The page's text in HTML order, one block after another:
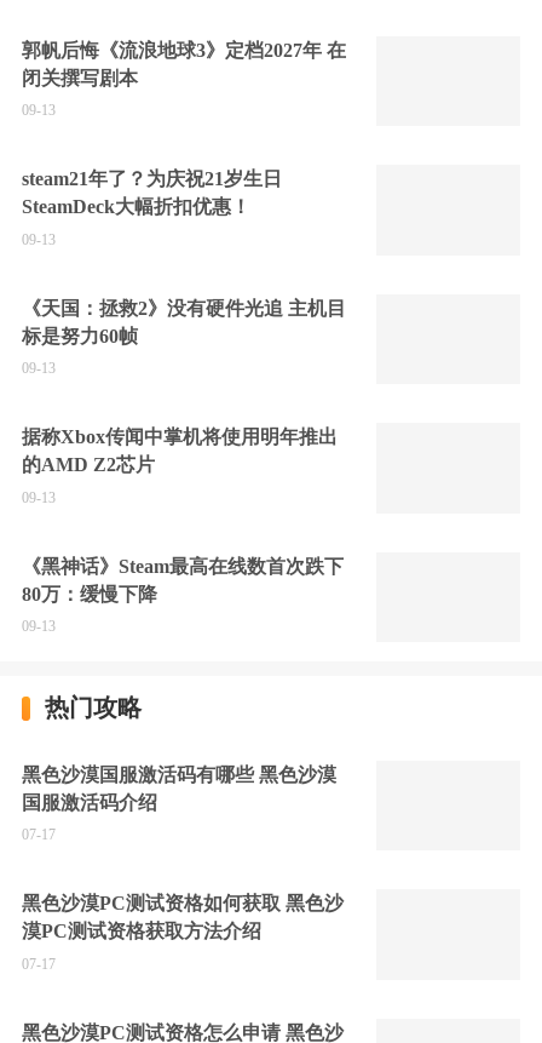
郭帆后悔《流浪地球3》定档2027年 在
闭关撰写剧本
09-13
steam21年了？为庆祝21岁生日
SteamDeck大幅折扣优惠！
09-13
《天国：拯救2》没有硬件光追 主机目
标是努力60帧
09-13
据称Xbox传闻中掌机将使用明年推出
的AMD Z2芯片
09-13
《黑神话》Steam最高在线数首次跌下
80万：缓慢下降
09-13
热门攻略
黑色沙漠国服激活码有哪些 黑色沙漠
国服激活码介绍
07-17
黑色沙漠PC测试资格如何获取 黑色沙
漠PC测试资格获取方法介绍
07-17
黑色沙漠PC测试资格怎么申请 黑色沙